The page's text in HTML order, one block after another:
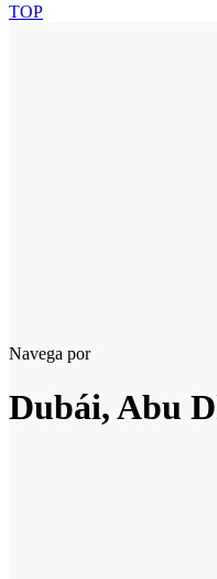
TOP
Navega por
Dubái, Abu